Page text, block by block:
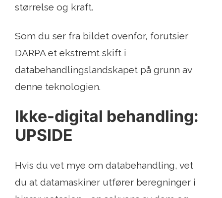
størrelse og kraft.
Som du ser fra bildet ovenfor, forutsier
DARPA et ekstremt skift i
databehandlingslandskapet på grunn av
denne teknologien.
Ikke-digital behandling:
UPSIDE
Hvis du vet mye om databehandling, vet
du at datamaskiner utfører beregninger i